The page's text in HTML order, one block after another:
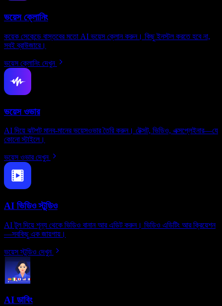
ভয়েস ক্লোনিং
কয়েক সেকেন্ডে বাস্তবের মতো AI ভয়েস ক্লোন করুন। কিছু ইনস্টল করতে হবে না,
সবই ব্রাউজারে।
ভয়েস ক্লোনিং দেখুন
ভয়েস ওভার
AI দিয়ে ঝটপট মানব-মানের ভয়েসওভার তৈরি করুন। টেক্সট, ভিডিও, এক্সপ্লেইনার—যে
কোনো স্টাইলে।
ভয়েস ওভার দেখুন
AI ভিডিও স্টুডিও
AI টুল দিয়ে শূন্য থেকে ভিডিও বানান আর এডিট করুন। ভিডিও এডিটিং আর ক্রিয়েশন
—সবকিছু এক জায়গায়।
ভয়েস স্টুডিও দেখুন
AI ডাবিং